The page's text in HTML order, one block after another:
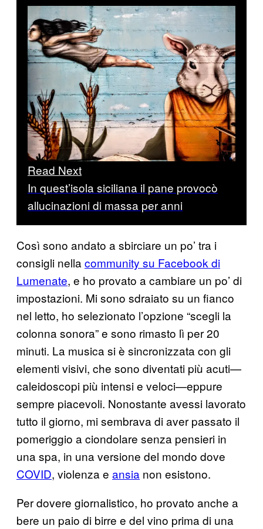
Read Next
In quest’isola siciliana il pane provocò
allucinazioni di massa per anni
Così sono andato a sbirciare un po’ tra i
consigli nella community su Facebook di
Lumenate, e ho provato a cambiare un po’ di
impostazioni. Mi sono sdraiato su un fianco
nel letto, ho selezionato l’opzione “scegli la
colonna sonora” e sono rimasto lì per 20
minuti. La musica si è sincronizzata con gli
elementi visivi, che sono diventati più acuti—
caleidoscopi più intensi e veloci—eppure
sempre piacevoli. Nonostante avessi lavorato
tutto il giorno, mi sembrava di aver passato il
pomeriggio a ciondolare senza pensieri in
una spa, in una versione del mondo dove
COVID, violenza e ansia non esistono.
Per dovere giornalistico, ho provato anche a
bere un paio di birre e del vino prima di una